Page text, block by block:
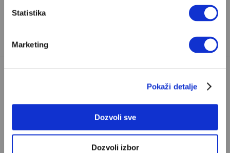
Statistika
Marketing
Pokaži detalje
Dozvoli sve
Dozvoli izbor
POPULARNO